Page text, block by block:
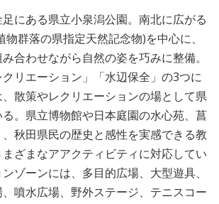
にある県立小泉潟公園。南北に広がる
群落の県指定天然記念物)を中心に、
合わせながら自然の姿を巧みに整備。
クリエーション」「水辺保全」の3つに
散策やレクリエーションの場として県
。県立博物館や日本庭園の水心苑、菖
秋田県民の歴史と感性を実感できる教
ざまなアアクティビティに対応してい
ゾーンには、多目的広場、大型遊具、
噴水広場、野外ステージ、テニスコー